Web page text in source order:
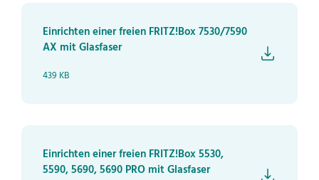
Einrichten einer freien FRITZ!Box 7530/7590
AX mit Glasfaser
439 KB
Einrichten einer freien FRITZ!Box 5530,
5590, 5690, 5690 PRO mit Glasfaser